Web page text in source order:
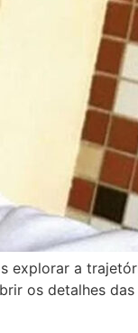
explorar a
os detalhes